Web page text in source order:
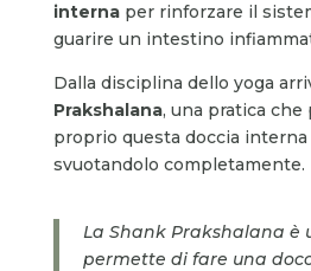
internaper rinforzare il
guarire un intestino
Dalla disciplina dello yoga
Prakshalana, una pratica
proprio questa doccia interna
svuotandolo completamente.
La Shank Prakshalana è
permette di fare una